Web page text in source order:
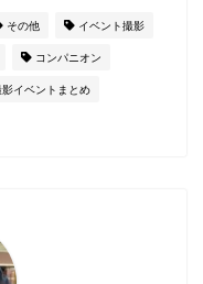
その他 イベント撮影
コンパニオン
影イベントまとめ